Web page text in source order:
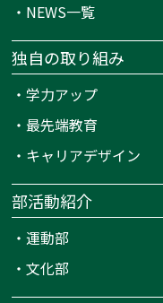
・ NEWS一覧
独自の取り組み
・学力アップ
・最先端教育
・ キャリアデザイン
部活動紹介
・運動部
・文化部